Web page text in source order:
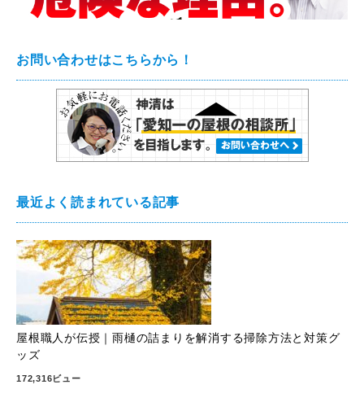
お問い合わせはこちらから！
最近よく読まれている記事
屋根職人が伝授｜雨樋の詰まりを解消する掃除方法と対策グ
ッズ
172,316ビュー